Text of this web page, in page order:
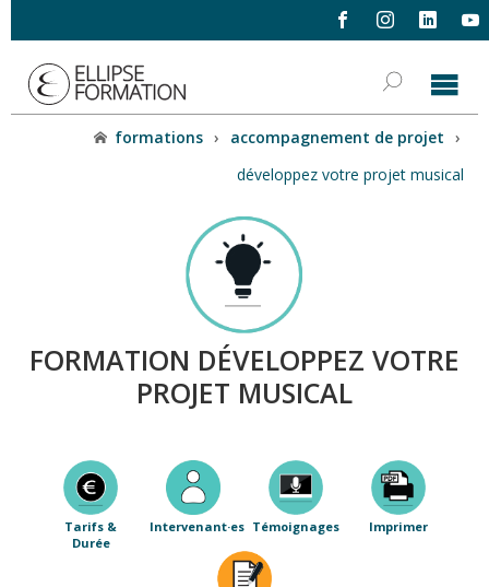
formations › accompagnement de projet ›
développez votre projet musical
FORMATION DÉVELOPPEZ VOTRE
PROJET MUSICAL
Tarifs &
Durée
Intervenant·es Témoignages Imprimer